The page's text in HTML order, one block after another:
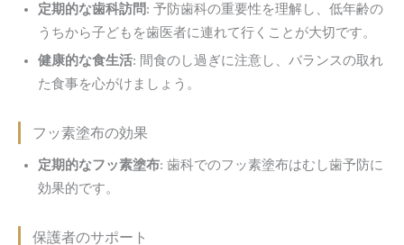
定期的な歯科訪問: 予防歯科の重要性を理解し、低年齢の
うちから子どもを歯医者に連れて行くことが大切です。
健康的な食生活: 間食のし過ぎに注意し、バランスの取れ
た食事を心がけましょう。
フッ素塗布の効果
定期的なフッ素塗布: 歯科でのフッ素塗布はむし歯予防に
効果的です。
保護者のサポート